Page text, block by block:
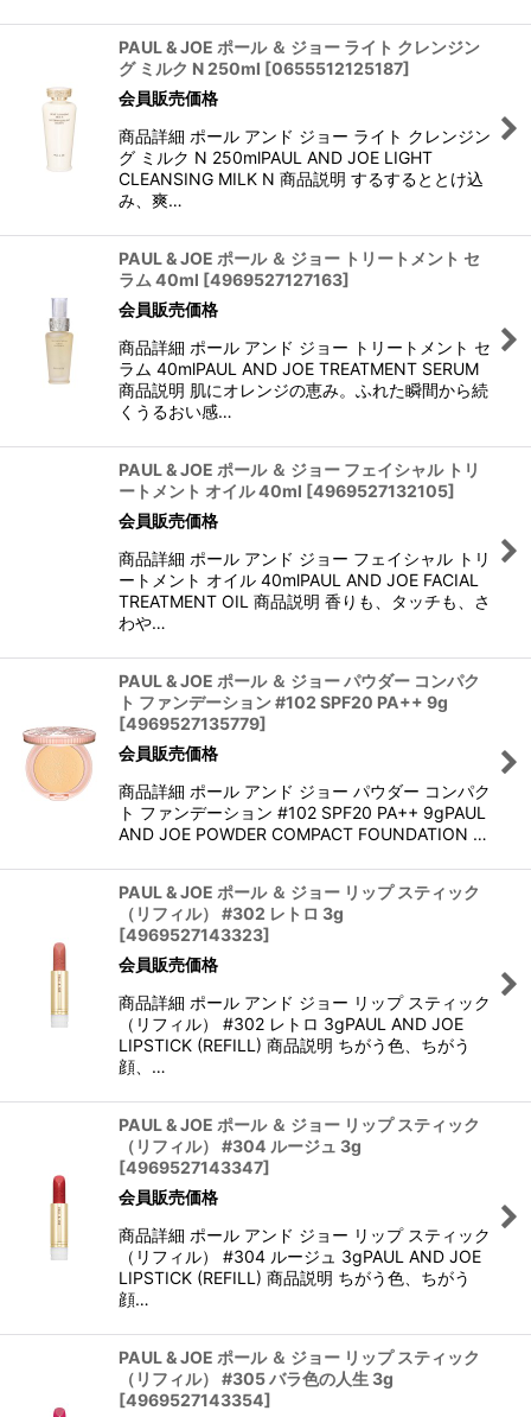
PAUL & JOE ポール ＆ ジョー ライト クレンジン
グ ミルク N 250ml [0655512125187]
会員販売価格
商品詳細 ポール アンド ジョー ライト クレンジン
グ ミルク N 250mlPAUL AND JOE LIGHT
CLEANSING MILK N 商品説明 するするととけ込
み、爽…
PAUL & JOE ポール ＆ ジョー トリートメント セ
ラム 40ml [4969527127163]
会員販売価格
商品詳細 ポール アンド ジョー トリートメント セ
ラム 40mlPAUL AND JOE TREATMENT SERUM
商品説明 肌にオレンジの恵み。ふれた瞬間から続
くうるおい感…
PAUL & JOE ポール ＆ ジョー フェイシャル トリ
ートメント オイル 40ml [4969527132105]
会員販売価格
商品詳細 ポール アンド ジョー フェイシャル トリ
ートメント オイル 40mlPAUL AND JOE FACIAL
TREATMENT OIL 商品説明 香りも、タッチも、さ
わや…
PAUL & JOE ポール ＆ ジョー パウダー コンパク
ト ファンデーション #102 SPF20 PA++ 9g
[4969527135779]
会員販売価格
商品詳細 ポール アンド ジョー パウダー コンパク
ト ファンデーション #102 SPF20 PA++ 9gPAUL
AND JOE POWDER COMPACT FOUNDATION …
PAUL & JOE ポール ＆ ジョー リップ スティック
（リフィル） #302 レトロ 3g
[4969527143323]
会員販売価格
商品詳細 ポール アンド ジョー リップ スティック
（リフィル） #302 レトロ 3gPAUL AND JOE
LIPSTICK (REFILL) 商品説明 ちがう色、ちがう
顔、…
PAUL & JOE ポール ＆ ジョー リップ スティック
（リフィル） #304 ルージュ 3g
[4969527143347]
会員販売価格
商品詳細 ポール アンド ジョー リップ スティック
（リフィル） #304 ルージュ 3gPAUL AND JOE
LIPSTICK (REFILL) 商品説明 ちがう色、ちがう
顔…
PAUL & JOE ポール ＆ ジョー リップ スティック
（リフィル） #305 バラ色の人生 3g
[4969527143354]